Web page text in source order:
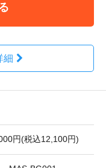
細
円(税込12,100円)